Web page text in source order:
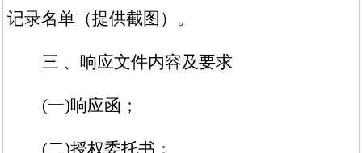
记录名单（提供截图）。
三 、响应文件内容及要求
(一)响应函；